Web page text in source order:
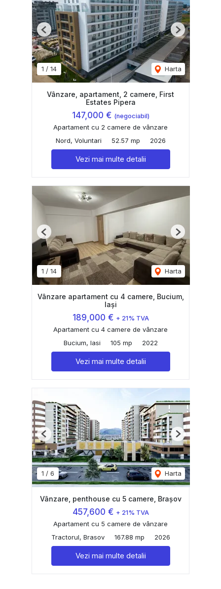
1 / 14 Harta
Previous Next
Vânzare, apartament, 2 camere, First
Estates Pipera
147,000 € (negociabil)
Apartament cu 2 camere de vânzare
Nord, Voluntari
52.57 mp 2026
Vezi mai multe detalii
1 / 14 Harta
Previous Next
Vânzare apartament cu 4 camere, Bucium,
Iași
189,000 € + 21% TVA
Apartament cu 4 camere de vânzare
Bucium, Iasi
105 mp 2022
Vezi mai multe detalii
1 / 6 Harta
Previous Next
Vânzare, penthouse cu 5 camere, Brașov
457,600 € + 21% TVA
Apartament cu 5 camere de vânzare
Tractorul, Brasov
167.88 mp 2026
Vezi mai multe detalii